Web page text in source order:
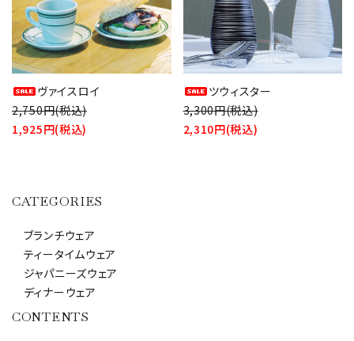
ヴァイスロイ
2,750円(税込)
1,925円(税込)
ツウィスター
3,300円(税込)
2,310円(税込)
CATEGORIES
ブランチウェア
ティータイムウェア
ジャパニーズウェア
ディナーウェア
CONTENTS